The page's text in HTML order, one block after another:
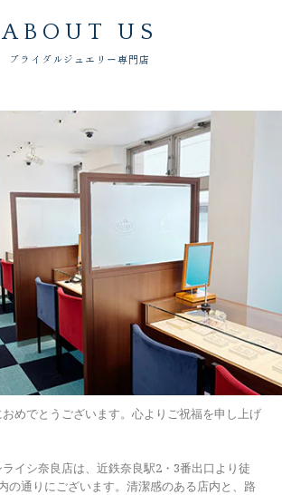
ABOUT US
ブライダルジュエリー専門店
めでとうございます。心よりご祝福を申し上げ
イシ奈良店は、近鉄奈良駅2・3番出口より徒
の通りにございます。清潔感のある店内と、路